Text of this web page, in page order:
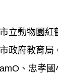
立動物園紅
政府教育局
、忠孝